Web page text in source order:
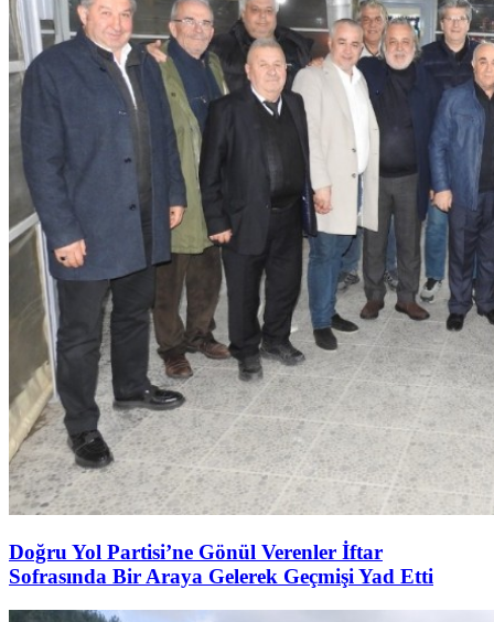
Doğru Yol Partisi’ne Gönül Verenler İftar
Sofrasında Bir Araya Gelerek Geçmişi Yad Etti